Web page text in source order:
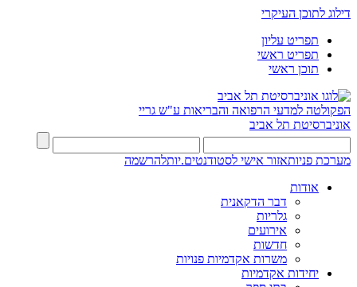
דילוג לתוכן העיקרי
תפריט עליון
תפריט ראשי
תוכן ראשי
הפקולטה למדעי הרפואה והבריאות ע"ש גריי
אוניברסיטת תל אביב
מערכת פניותאזור אישי לסטודנטים.יותלהרשמה
אודות
דבר הדקאנית
גלריות
אירועים
חדשות
משרות אקדמיות פנויות
יחידות אקדמיות